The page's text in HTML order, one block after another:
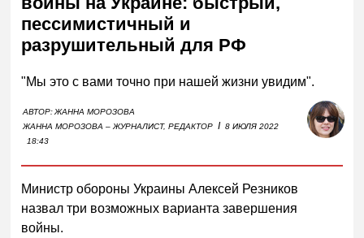
пессимистичный и
разрушительный для РФ
"Мы это с вами точно при нашей жизни увидим".
АВТОР:ЖАННА МОРОЗОВА
ЖАННА МОРОЗОВА – ЖУРНАЛИСТ, РЕДАКТОР I 8 ИЮЛЯ 2022
18:43
Министр обороны Украины Алексей Резников
назвал три возможных варианта завершения
войны.